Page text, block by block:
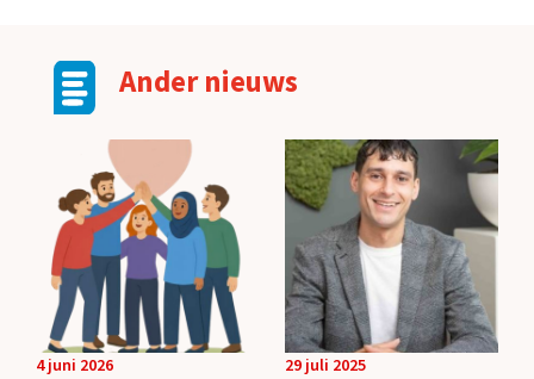
Ander nieuws
4 juni 2026 29 juli 2025